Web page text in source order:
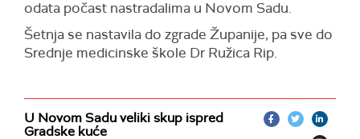
odata počast nastradalima u Novom Sadu.
Šetnja se nastavila do zgrade Županije, pa sve do
Srednje medicinske škole Dr Ružica Rip.
U Novom Sadu veliki skup ispred
Gradske kuće